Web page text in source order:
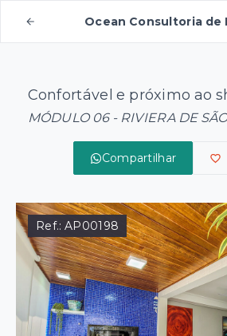
Ocean Consultoria de
Confortável e próximo ao
MÓDULO 06 - RIVIERA DE
Compartilhar
Ref.:AP00198